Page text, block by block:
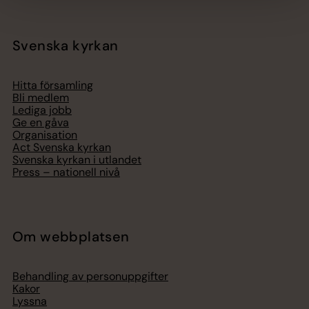
Svenska kyrkan
Hitta församling
Bli medlem
Lediga jobb
Ge en gåva
Organisation
Act Svenska kyrkan
Svenska kyrkan i utlandet
Press – nationell nivå
Om webbplatsen
Behandling av personuppgifter
Kakor
Lyssna